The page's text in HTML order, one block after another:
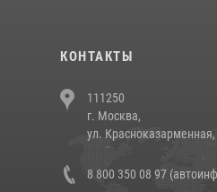
КОНТАКТЫ
111250
г. Москва,
ул.
8 800 350 08 97